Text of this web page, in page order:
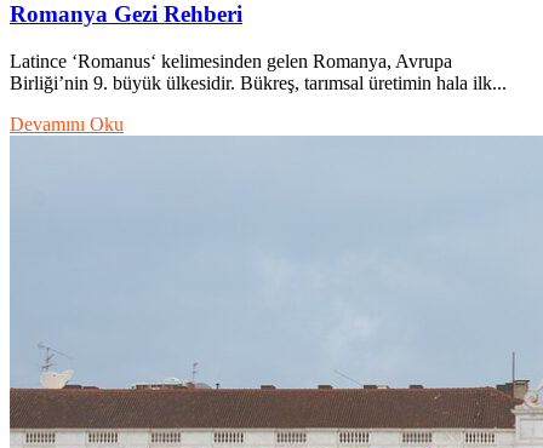
Romanya Gezi Rehberi
Latince ‘Romanus‘ kelimesinden gelen Romanya, Avrupa
Birliği’nin 9. büyük ülkesidir. Bükreş, tarımsal üretimin hala ilk...
Devamını Oku